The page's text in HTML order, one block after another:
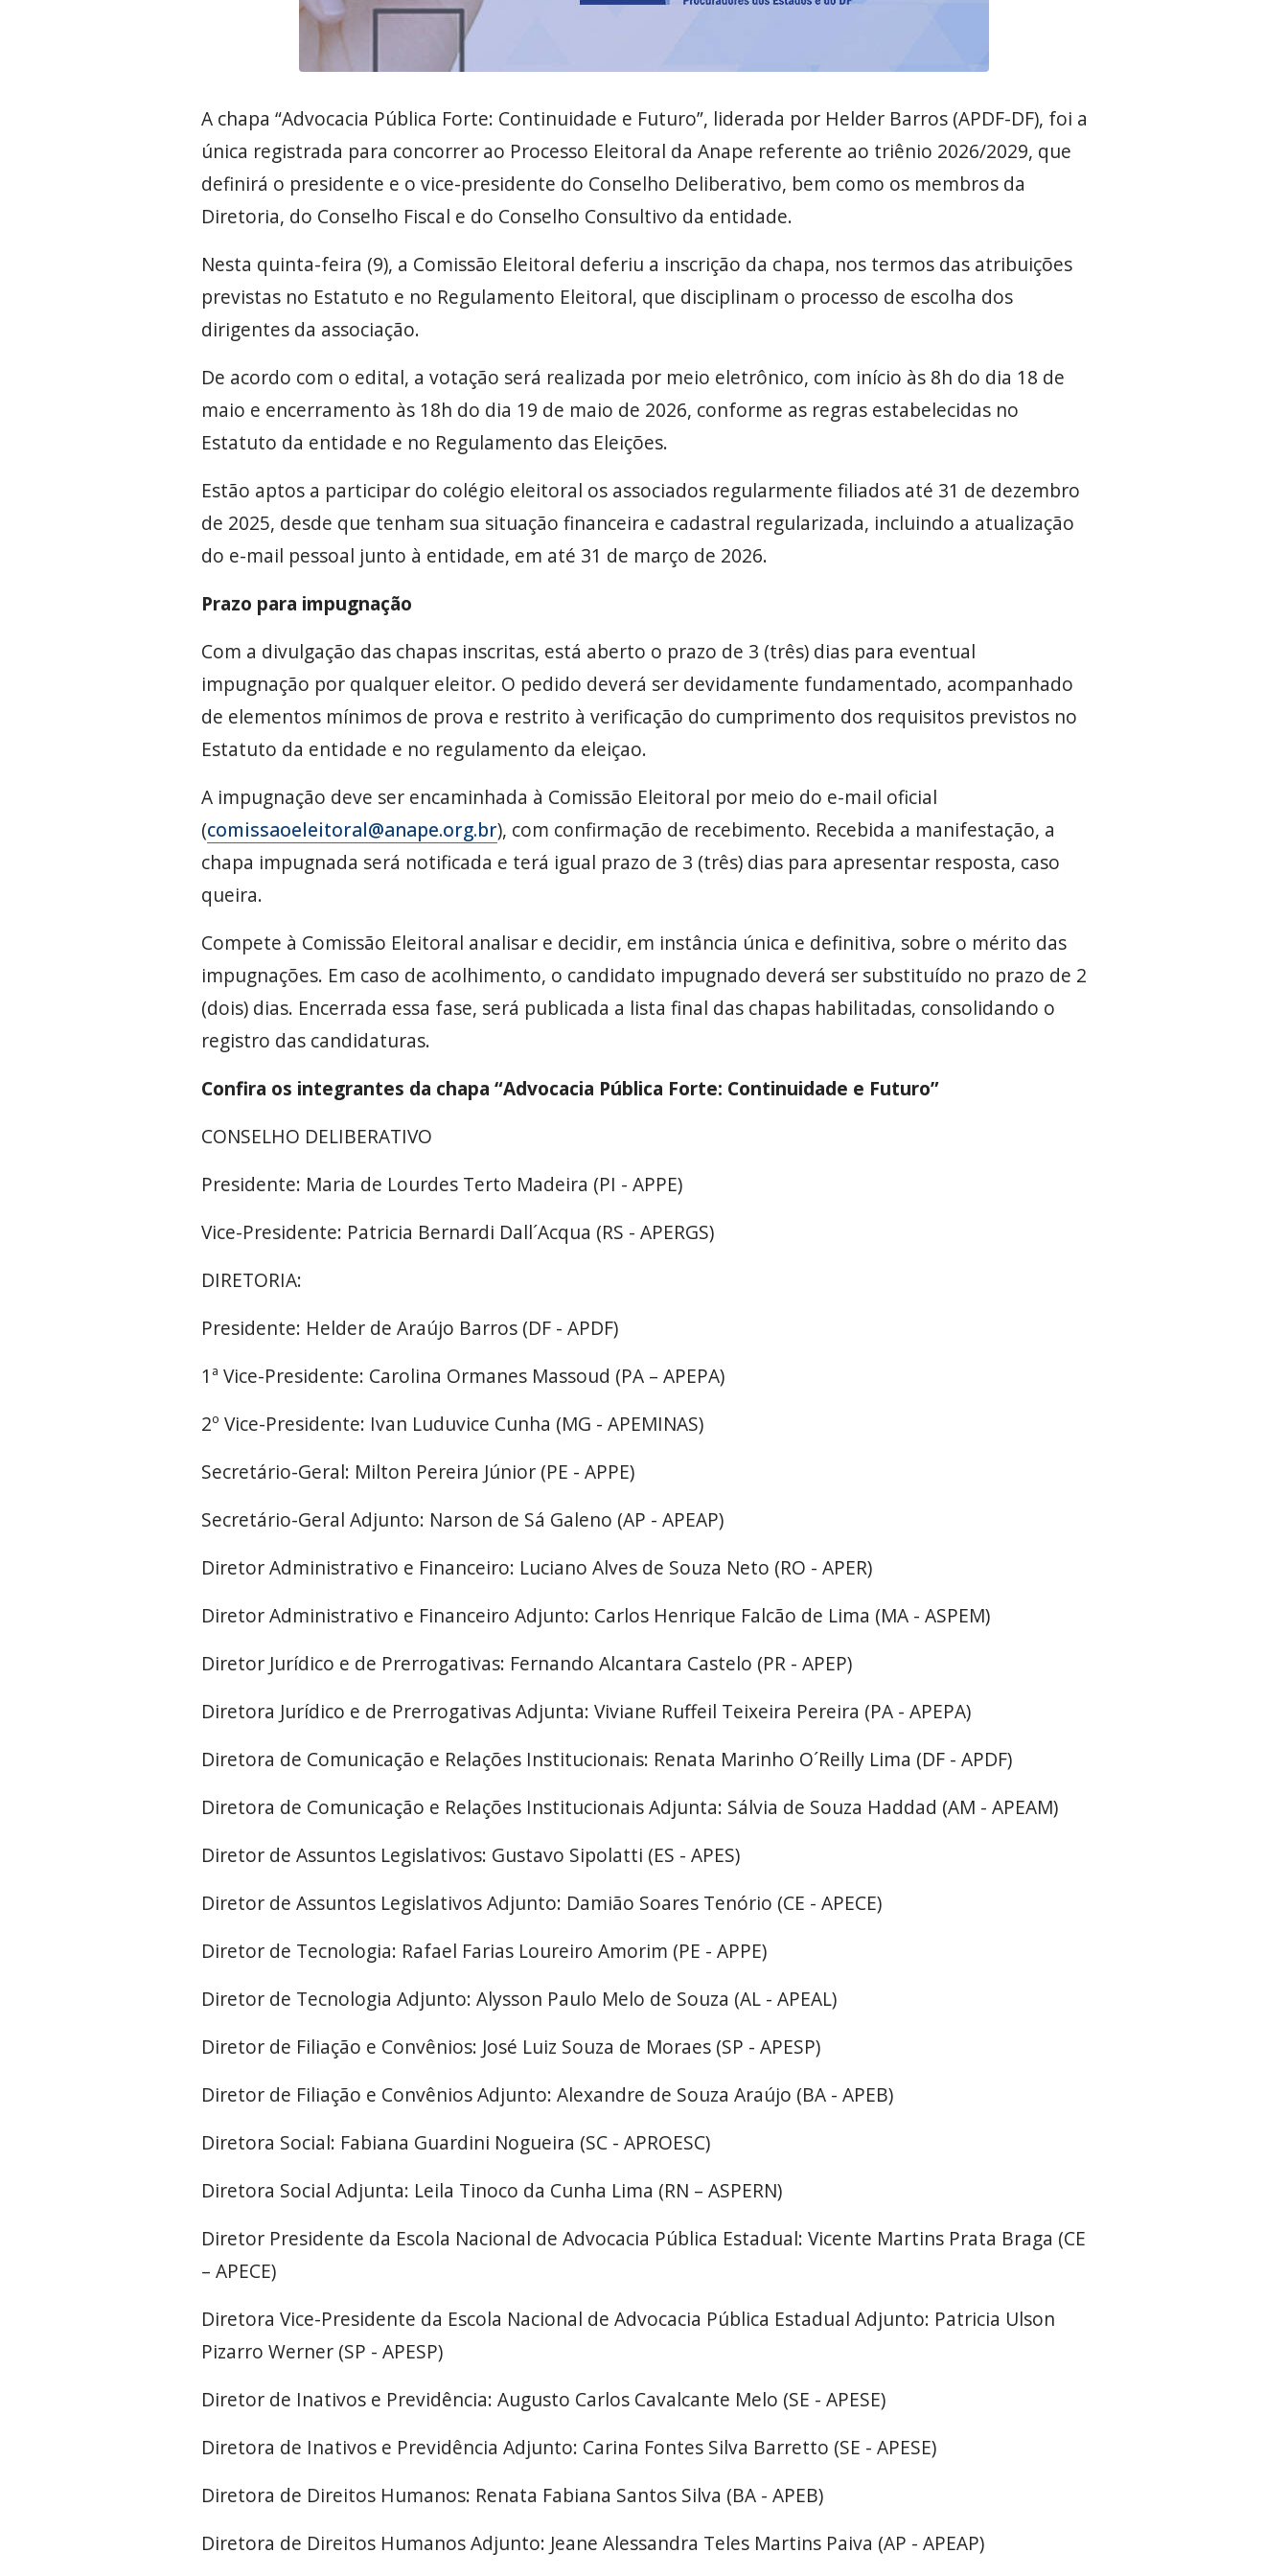
A chapa “Advocacia Pública Forte: Continuidade e Futuro”, liderada por Helder Barros (APDF-DF), foi a
única registrada para concorrer ao Processo Eleitoral da Anape referente ao triênio 2026/2029, que
definirá o presidente e o vice-presidente do Conselho Deliberativo, bem como os membros da
Diretoria, do Conselho Fiscal e do Conselho Consultivo da entidade.
Nesta quinta-feira (9), a Comissão Eleitoral deferiu a inscrição da chapa, nos termos das atribuições
previstas no Estatuto e no Regulamento Eleitoral, que disciplinam o processo de escolha dos
dirigentes da associação.
De acordo com o edital, a votação será realizada por meio eletrônico, com início às 8h do dia 18 de
maio e encerramento às 18h do dia 19 de maio de 2026, conforme as regras estabelecidas no
Estatuto da entidade e no Regulamento das Eleições.
Estão aptos a participar do colégio eleitoral os associados regularmente filiados até 31 de dezembro
de 2025, desde que tenham sua situação financeira e cadastral regularizada, incluindo a atualização
do e-mail pessoal junto à entidade, em até 31 de março de 2026.
Prazo para impugnação
Com a divulgação das chapas inscritas, está aberto o prazo de 3 (três) dias para eventual
impugnação por qualquer eleitor. O pedido deverá ser devidamente fundamentado, acompanhado
de elementos mínimos de prova e restrito à verificação do cumprimento dos requisitos previstos no
Estatuto da entidade e no regulamento da eleiçao.
A impugnação deve ser encaminhada à Comissão Eleitoral por meio do e-mail oficial
(comissaoeleitoral@anape.org.br), com confirmação de recebimento. Recebida a manifestação, a
chapa impugnada será notificada e terá igual prazo de 3 (três) dias para apresentar resposta, caso
queira.
Compete à Comissão Eleitoral analisar e decidir, em instância única e definitiva, sobre o mérito das
impugnações. Em caso de acolhimento, o candidato impugnado deverá ser substituído no prazo de 2
(dois) dias. Encerrada essa fase, será publicada a lista final das chapas habilitadas, consolidando o
registro das candidaturas.
Confira os integrantes da chapa “Advocacia Pública Forte: Continuidade e Futuro”
CONSELHO DELIBERATIVO
Presidente: Maria de Lourdes Terto Madeira (PI - APPE)
Vice-Presidente: Patricia Bernardi Dall´Acqua (RS - APERGS)
DIRETORIA:
Presidente: Helder de Araújo Barros (DF - APDF)
1ª Vice-Presidente: Carolina Ormanes Massoud (PA – APEPA)
2º Vice-Presidente: Ivan Luduvice Cunha (MG - APEMINAS)
Secretário-Geral: Milton Pereira Júnior (PE - APPE)
Secretário-Geral Adjunto: Narson de Sá Galeno (AP - APEAP)
Diretor Administrativo e Financeiro: Luciano Alves de Souza Neto (RO - APER)
Diretor Administrativo e Financeiro Adjunto: Carlos Henrique Falcão de Lima (MA - ASPEM)
Diretor Jurídico e de Prerrogativas: Fernando Alcantara Castelo (PR - APEP)
Diretora Jurídico e de Prerrogativas Adjunta: Viviane Ruffeil Teixeira Pereira (PA - APEPA)
Diretora de Comunicação e Relações Institucionais: Renata Marinho O´Reilly Lima (DF - APDF)
Diretora de Comunicação e Relações Institucionais Adjunta: Sálvia de Souza Haddad (AM - APEAM)
Diretor de Assuntos Legislativos: Gustavo Sipolatti (ES - APES)
Diretor de Assuntos Legislativos Adjunto: Damião Soares Tenório (CE - APECE)
Diretor de Tecnologia: Rafael Farias Loureiro Amorim (PE - APPE)
Diretor de Tecnologia Adjunto: Alysson Paulo Melo de Souza (AL - APEAL)
Diretor de Filiação e Convênios: José Luiz Souza de Moraes (SP - APESP)
Diretor de Filiação e Convênios Adjunto: Alexandre de Souza Araújo (BA - APEB)
Diretora Social: Fabiana Guardini Nogueira (SC - APROESC)
Diretora Social Adjunta: Leila Tinoco da Cunha Lima (RN – ASPERN)
Diretor Presidente da Escola Nacional de Advocacia Pública Estadual: Vicente Martins Prata Braga (CE
– APECE)
Diretora Vice-Presidente da Escola Nacional de Advocacia Pública Estadual Adjunto: Patricia Ulson
Pizarro Werner (SP - APESP)
Diretor de Inativos e Previdência: Augusto Carlos Cavalcante Melo (SE - APESE)
Diretora de Inativos e Previdência Adjunto: Carina Fontes Silva Barretto (SE - APESE)
Diretora de Direitos Humanos: Renata Fabiana Santos Silva (BA - APEB)
Diretora de Direitos Humanos Adjunto: Jeane Alessandra Teles Martins Paiva (AP - APEAP)